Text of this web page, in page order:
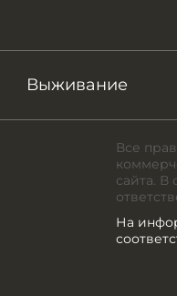
Выживание
Все
сайта.
На